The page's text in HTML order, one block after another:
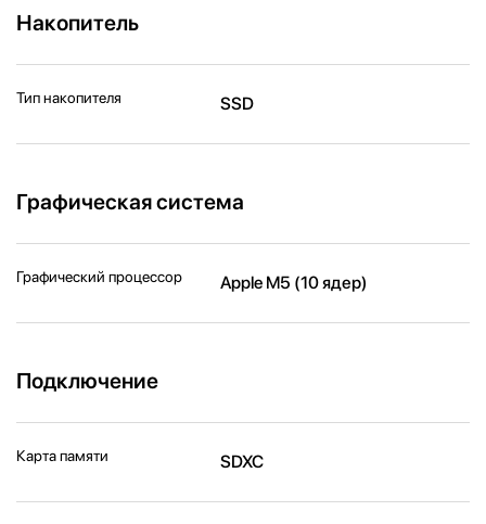
Накопитель
Тип накопителя SSD
Графическая система
Графический процессор Apple M5 (10 ядер)
Подключение
Карта памяти SDXC